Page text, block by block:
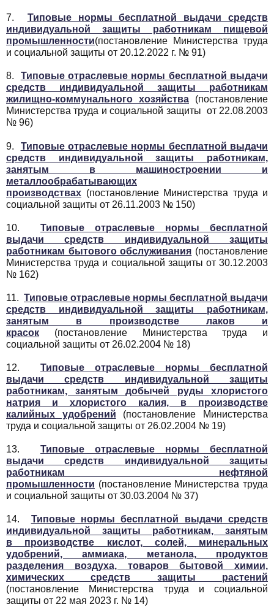
7. Типовые нормы бесплатной выдачи средств
индивидуальной защиты работникам пищевой
промышленности(постановление Министерства труда
и социальной защиты от 20.12.2022 г. № 91)
8. Типовые отраслевые нормы бесплатной выдачи
средств индивидуальной защиты работникам
жилищно-коммунального хозяйства (постановление
Министерства труда и социальной защиты от 22.08.2003
№ 96)
9. Типовые отраслевые нормы бесплатной выдачи
средств индивидуальной защиты работникам,
занятым в машиностроении и
металлообрабатывающих
производствах (постановление Министерства труда и
социальной защиты от 26.11.2003 № 150)
10. Типовые отраслевые нормы бесплатной
выдачи средств индивидуальной защиты
работникам бытового обслуживания (постановление
Министерства труда и социальной защиты от 30.12.2003
№ 162)
11. Типовые отраслевые нормы бесплатной выдачи
средств индивидуальной защиты работникам,
занятым в производстве лаков и
красок (постановление Министерства труда и
социальной защиты от 26.02.2004 № 18)
12. Типовые отраслевые нормы бесплатной
выдачи средств индивидуальной защиты
работникам, занятым добычей руды хлористого
натрия и хлористого калия, в производстве
калийных удобрений (постановление Министерства
труда и социальной защиты от 26.02.2004 № 19)
13. Типовые отраслевые нормы бесплатной
выдачи средств индивидуальной защиты
работникам нефтяной
промышленности (постановление Министерства труда
и социальной защиты от 30.03.2004 № 37)
14. Типовые нормы бесплатной выдачи средств
индивидуальной защиты работникам, занятым
в производстве кислот, солей, минеральных
удобрений, аммиака, метанола, продуктов
разделения воздуха, товаров бытовой химии,
химических средств защиты растений
(постановление Министерства труда и социальной
защиты от 22 мая 2023 г. № 14)